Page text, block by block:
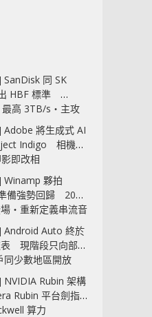
SanDisk 同 SK
HBF 標準
高 3TB/s‧主攻
Adobe 將生成式 AI
Indigo 相機
即改相
Winamp 夥拍
備強勢回歸 2027
場‧重新定義串流音
Android Auto 終於
現階段只向部分
同少數地區開放
NVIDIA Rubin 架構
Rubin 平台劍指
算力